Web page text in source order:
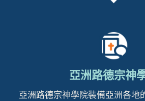
亞洲路德宗神
亞洲路德宗神學院裝備亞洲各地